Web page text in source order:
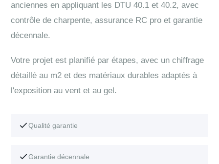
anciennes en appliquant les DTU 40.1 et 40.2, avec
contrôle de charpente, assurance RC pro et garantie
décennale.
Votre projet est planifié par étapes, avec un chiffrage
détaillé au m2 et des matériaux durables adaptés à
l'exposition au vent et au gel.
Qualité garantie
Garantie décennale